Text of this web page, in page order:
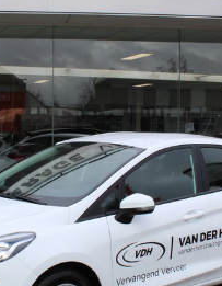
auto’s
(4500+
Volvo
(1000+
Audi
(2000+
BMW
Maandbedrag
Offerte
Wij geven